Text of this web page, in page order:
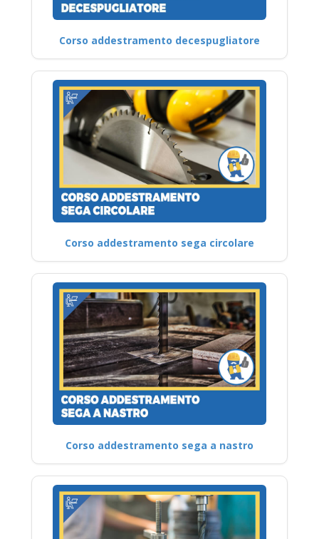
Corso addestramento decespugliatore
Corso addestramento sega circolare
Corso addestramento sega a nastro